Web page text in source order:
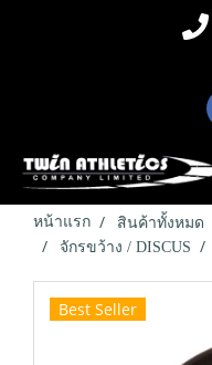
หน้าแรก สินค้าทั้งหมด
จักรขว้าง / DISCUS
Best Seller